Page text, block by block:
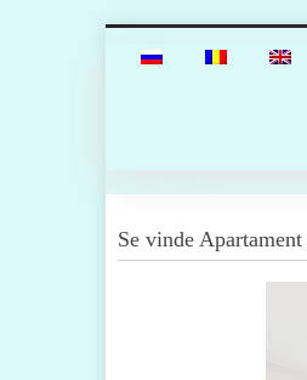
Se vinde Apartament